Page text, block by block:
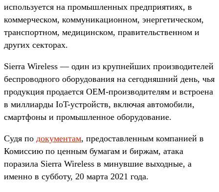
используется на промышленных предприятиях, в
коммерческом, коммуникационном, энергетическом,
транспортном, медицинском, правительственном и
других секторах.
Sierra Wireless — один из крупнейших производителей
беспроводного оборудования на сегодняшний день, чья
продукция продается OEM-производителям и встроена
в миллиарды IoT-устройств, включая автомобили,
смартфоны и промышленное оборудование.
Судя по документам, предоставленным компанией в
Комиссию по ценным бумагам и биржам, атака
поразила Sierra Wireless в минувшие выходные, а
именно в субботу, 20 марта 2021 года.